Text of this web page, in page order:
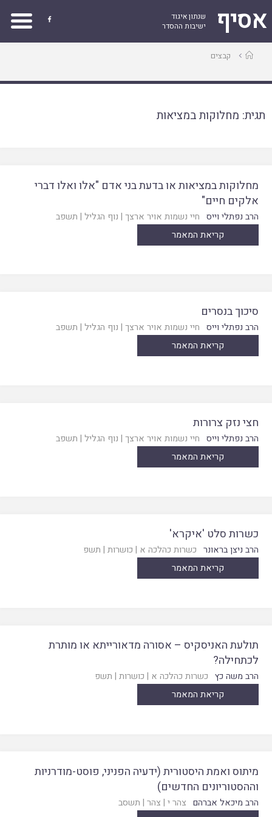
אסיף
שנתון איגוד
ישיבות ההסדר

עמודקבצים
תגית: מחלוקות במציאות
מחלוקות במציאות או בדעת בני אדם "אלו ואלו דברי
אלקים חיים"
הרב נפתלי וייס חיי נשמות אויר ארצך | נוף הגליל | תשפב
קריאת המאמר
סיכוך בנסרים
הרב נפתלי וייס חיי נשמות אויר ארצך | נוף הגליל | תשפב
קריאת המאמר
חצי נזק צרורות
הרב נפתלי וייס חיי נשמות אויר ארצך | נוף הגליל | תשפב
קריאת המאמר
כשרות סלט 'איקרא'
הרב ניצן בראונר כשרות כהלכה א | כושרות | תשפ
קריאת המאמר
תולעת האניסקיס – אסורה מדאורייתא או מותרת
לכתחילה?
הרב משה כץ כשרות כהלכה א | כושרות | תשפ
קריאת המאמר
מיתוס ואמת היסטורית (ידעיה הפניני, פוסט-מודרניות
וההסטוריונים החדשים)
הרב מיכאל אברהם צהר י | צהר | תשסב